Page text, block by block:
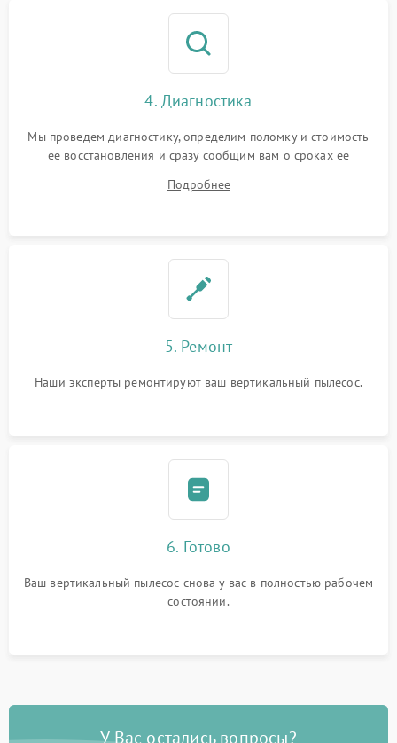
4. Диагностика
Мы проведем диагностику, определим поломку и стоимость
ее восстановления и сразу сообщим вам о сроках ее
Подробнее
5. Ремонт
Наши эксперты ремонтируют ваш вертикальный пылесос.
6. Готово
Ваш вертикальный пылесос снова у вас в полностью рабочем
состоянии.
У Вас остались вопросы?